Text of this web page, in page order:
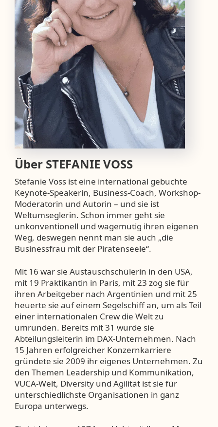
Über STEFANIE VOSS
Stefanie Voss ist eine international gebuchte
Keynote-Speakerin, Business-Coach, Workshop-
Moderatorin und Autorin – und sie ist
Weltumseglerin. Schon immer geht sie
unkonventionell und wagemutig ihren eigenen
Weg, deswegen nennt man sie auch „die
Businessfrau mit der Piratenseele“.
Mit 16 war sie Austauschschülerin in den USA,
mit 19 Praktikantin in Paris, mit 23 zog sie für
ihren Arbeitgeber nach Argentinien und mit 25
heuerte sie auf einem Segelschiff an, um als Teil
einer internationalen Crew die Welt zu
umrunden. Bereits mit 31 wurde sie
Abteilungsleiterin im DAX-Unternehmen. Nach
15 Jahren erfolgreicher Konzernkarriere
gründete sie 2009 ihr eigenes Unternehmen. Zu
den Themen Leadership und Kommunikation,
VUCA-Welt, Diversity und Agilität ist sie für
unterschiedlichste Organisationen in ganz
Europa unterwegs.